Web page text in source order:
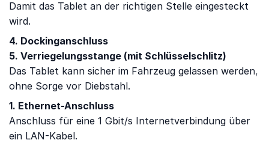
Damit das Tablet an der richtigen Stelle eingesteckt
wird.
4. Dockinganschluss
5. Verriegelungsstange (mit Schlüsselschlitz)
Das Tablet kann sicher im Fahrzeug gelassen werden,
ohne Sorge vor Diebstahl.
1. Ethernet-Anschluss
Anschluss für eine 1 Gbit/s Internetverbindung über
ein LAN-Kabel.